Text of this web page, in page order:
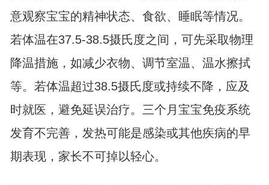
意观察宝宝的精神状态、食欲、睡眠等情况。
若体温在37.5-38.5摄氏度之间，可先采取物理
降温措施，如减少衣物、调节室温、温水擦拭
等。若体温超过38.5摄氏度或持续不降，应及
时就医，避免延误治疗。三个月宝宝免疫系统
发育不完善，发热可能是感染或其他疾病的早
期表现，家长不可掉以轻心。